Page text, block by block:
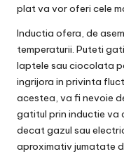
plat va vor oferi cele
Inductia ofera, de
temperaturii. Puteti
laptele sau ciocolata
ingrijora in privinta
acestea, va fi nevoie
gatitul prin inductie va
decat gazul sau
aproximativ jumatate